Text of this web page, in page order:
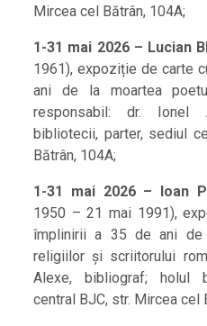
Mircea cel Bătrân, 104A;
1-31 mai 2026 – Lucian
1961), expoziție de carte
ani de la moartea
responsabil: dr. Ionel
bibliotecii, parter, sediul
Bătrân, 104A;
1-31 mai 2026 – Ioan
1950 – 21 mai 1991),
împlinirii a 35 de ani de
religiilor și scriitorului
Alexe, bibliograf; holul
central BJC, str. Mircea cel